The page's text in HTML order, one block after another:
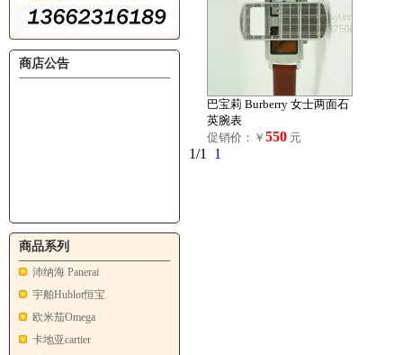
商店公告
商品系列
沛纳海 Panerai
宇舶Hublot恒宝
欧米茄Omega
卡地亚cartier
巴宝莉 Burberry 女士两面石
英腕表
促销价：￥ 550 元
1/1 1